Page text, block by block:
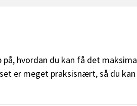
hvordan du kan få det
er meget praksisnært, så du kan